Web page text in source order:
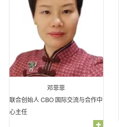
邓菲菲
联合创始人 CBO 国际交流与合作中
心主任